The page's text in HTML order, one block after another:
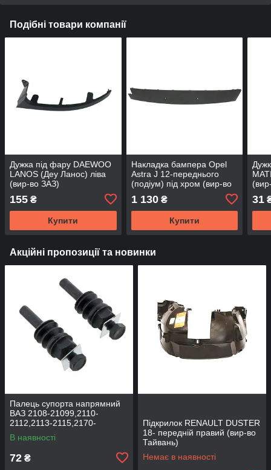
Подібні товари компанії
Дужка під фару DAEWOO
LANOS (Деу Ланос) ліва
(вир-во ЗАЗ)
155 ₴
Купити
Накладка бампера Opel
Astra J 12-переднього
(подіум) під хром (вир-во
1 130₴
Купити
31
Акційні пропозиції та новинки
Палець супорта напрямний
ВАЗ 2108-21099,2110-
2112,2113-2115,2170-
2172,2190, 1117-1119 (к-т
2шт) (вир-во BEG-LINE)
В наявності
72 ₴
Підкрилок RENAULT DUSTER
18- передній правий (вир-во
Тайвань)
Немає в наявності